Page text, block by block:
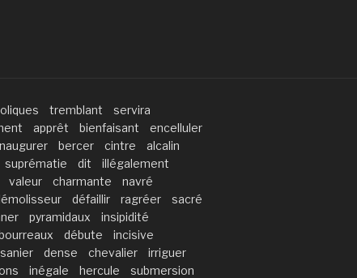
tremblant
servira
apprêt bienfaisant
encelluler
bercer cintre
alcalin
suprématie dit
illégalement
valeur charmante
navré
défaillir ragréer
sacré
pyramidaux
insipidité
débute
incisive
dense chevalier
irriguer
inégale hercule
submersion